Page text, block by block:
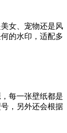
女、宠物还是风
的水印，适配多
每一张壁纸都是
，另外还会根据